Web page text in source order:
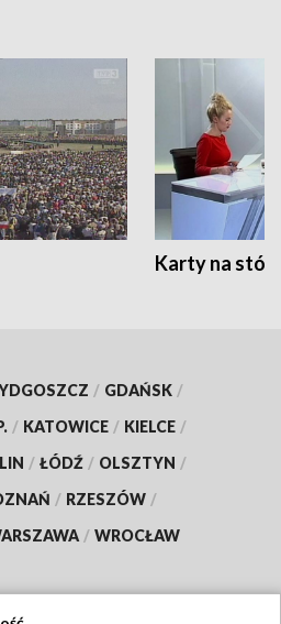
Karty na
/ GDAŃSK /
/ KATOWICE / KIELCE /
/ ŁÓDŹ / OLSZTYN /
/ RZESZÓW /
/ WROCŁAW